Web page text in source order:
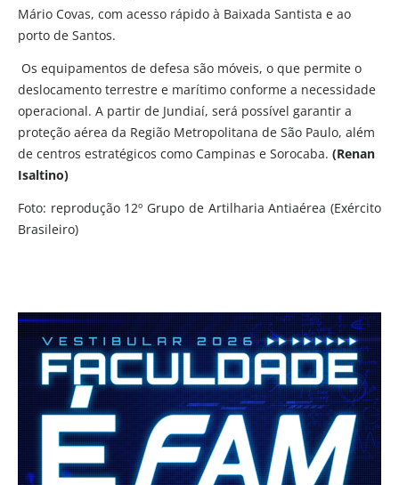
Mário Covas, com acesso rápido à Baixada Santista e ao
porto de Santos.
Os equipamentos de defesa são móveis, o que permite o
deslocamento terrestre e marítimo conforme a necessidade
operacional. A partir de Jundiaí, será possível garantir a
proteção aérea da Região Metropolitana de São Paulo, além
de centros estratégicos como Campinas e Sorocaba. (Renan
Isaltino)
Foto: reprodução 12º Grupo de Artilharia Antiaérea (Exército
Brasileiro)